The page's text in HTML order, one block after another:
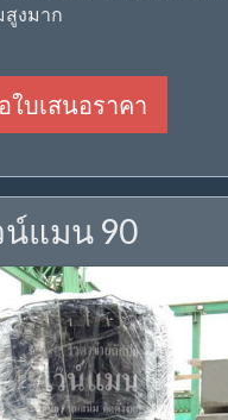
สูงมาก
ใบเสนอราคา
แมน 90